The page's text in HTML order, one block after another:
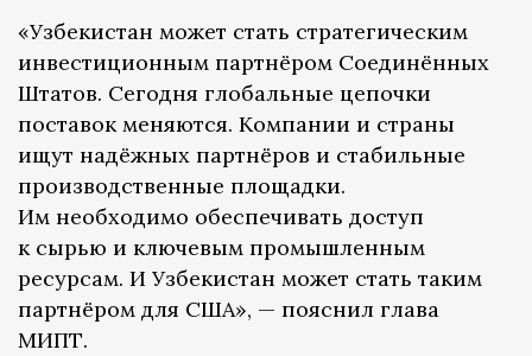
«Узбекистан может стать стратегическим
инвестиционным партнёром Соединённых
Штатов. Сегодня глобальные цепочки
поставок меняются. Компании и страны
ищут надёжных партнёров и стабильные
производственные площадки.
Им необходимо обеспечивать доступ
к сырью и ключевым промышленным
ресурсам. И Узбекистан может стать таким
партнёром для США», — пояснил глава
МИПТ.